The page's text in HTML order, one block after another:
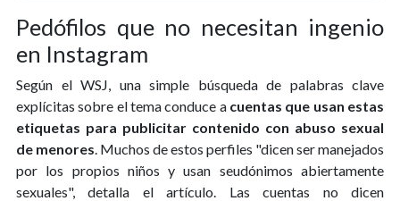
Pedófilos que no necesitan ingenio
en Instagram
Según el WSJ, una simple búsqueda de palabras clave
explícitas sobre el tema conduce a cuentas que usan estas
etiquetas para publicitar contenido con abuso sexual
de menores. Muchos de estos perfiles "dicen ser manejados
por los propios niños y usan seudónimos abiertamente
sexuales", detalla el artículo. Las cuentas no dicen